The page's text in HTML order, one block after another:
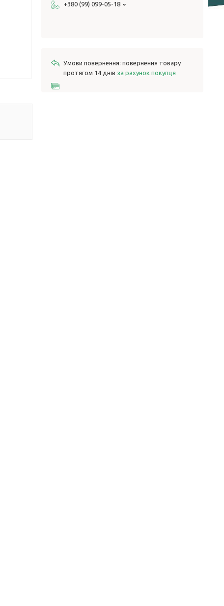
+380 (99) 099-05-18
повернення товару
протягом 14 днів за рахунок покупця